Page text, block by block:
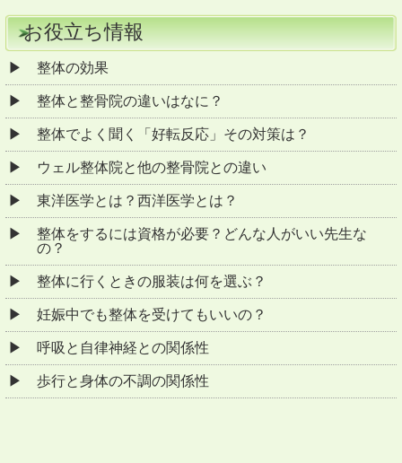
お役立ち情報
整体の効果
整体と整骨院の違いはなに？
整体でよく聞く「好転反応」その対策は？
ウェル整体院と他の整骨院との違い
東洋医学とは？西洋医学とは？
整体をするには資格が必要？どんな人がいい先生な
の？
整体に行くときの服装は何を選ぶ？
妊娠中でも整体を受けてもいいの？
呼吸と自律神経との関係性
歩行と身体の不調の関係性